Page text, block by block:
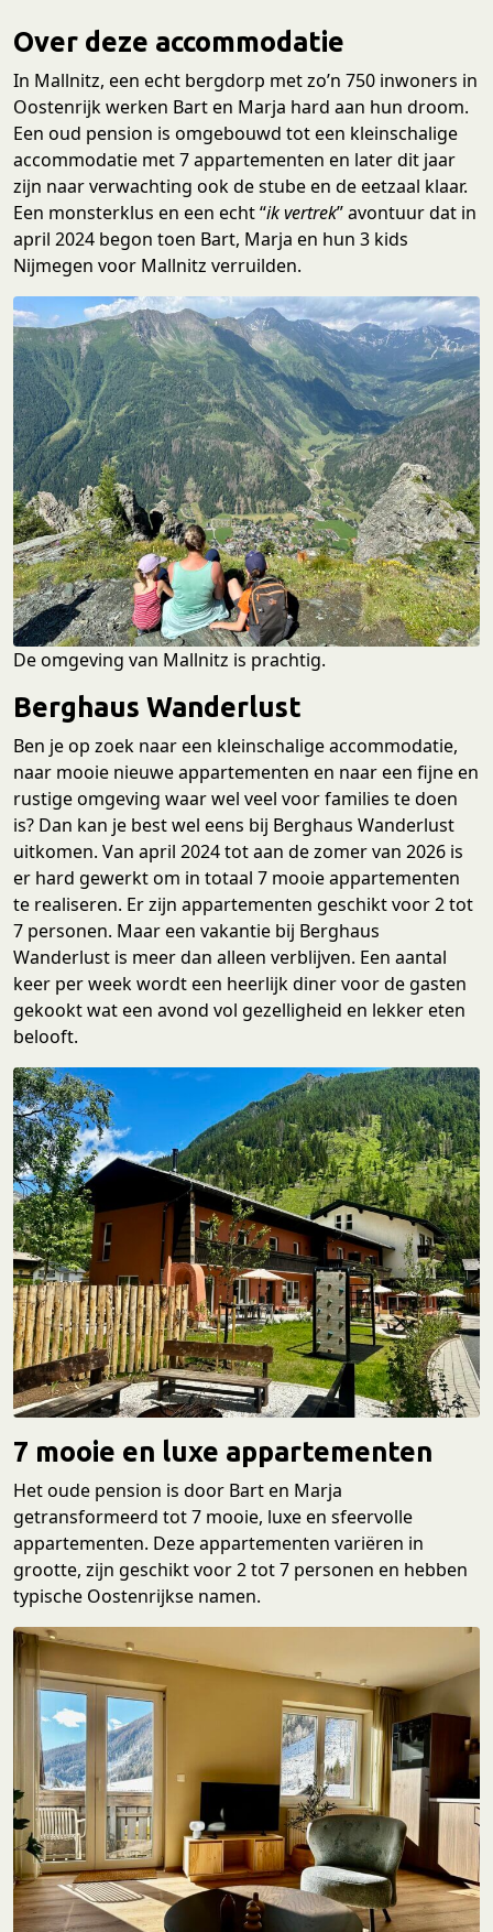
Over deze accommodatie
In Mallnitz, een echt bergdorp met zo’n 750 inwoners in
Oostenrijk werken Bart en Marja hard aan hun droom.
Een oud pension is omgebouwd tot een kleinschalige
accommodatie met 7 appartementen en later dit jaar
zijn naar verwachting ook de stube en de eetzaal klaar.
Een monsterklus en een echt “ik vertrek” avontuur dat in
april 2024 begon toen Bart, Marja en hun 3 kids
Nijmegen voor Mallnitz verruilden.
De omgeving van Mallnitz is prachtig.
Berghaus Wanderlust
Ben je op zoek naar een kleinschalige accommodatie,
naar mooie nieuwe appartementen en naar een fijne en
rustige omgeving waar wel veel voor families te doen
is? Dan kan je best wel eens bij Berghaus Wanderlust
uitkomen. Van april 2024 tot aan de zomer van 2026 is
er hard gewerkt om in totaal 7 mooie appartementen
te realiseren. Er zijn appartementen geschikt voor 2 tot
7 personen. Maar een vakantie bij Berghaus
Wanderlust is meer dan alleen verblijven. Een aantal
keer per week wordt een heerlijk diner voor de gasten
gekookt wat een avond vol gezelligheid en lekker eten
belooft.
7 mooie en luxe appartementen
Het oude pension is door Bart en Marja
getransformeerd tot 7 mooie, luxe en sfeervolle
appartementen. Deze appartementen variëren in
grootte, zijn geschikt voor 2 tot 7 personen en hebben
typische Oostenrijkse namen.